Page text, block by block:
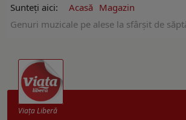
Sunteți aici: Acasă Magazin
Genuri muzicale pe alese la sfârşit de
Viaţa Liberă